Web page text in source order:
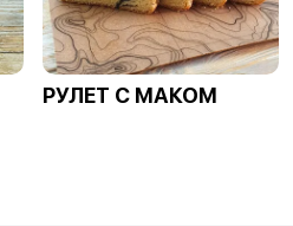
РУЛЕТ С МАКОМ